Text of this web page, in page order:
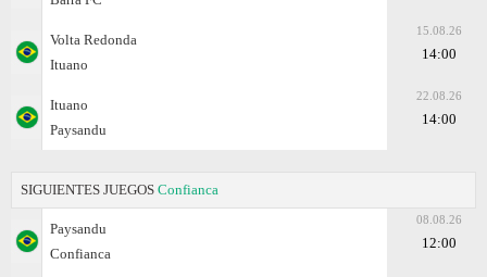
Volta Redonda
Ituano
15.08.26
14:00
Ituano
Paysandu
22.08.26
14:00
SIGUIENTES JUEGOS Confianca
Paysandu
Confianca
08.08.26
12:00